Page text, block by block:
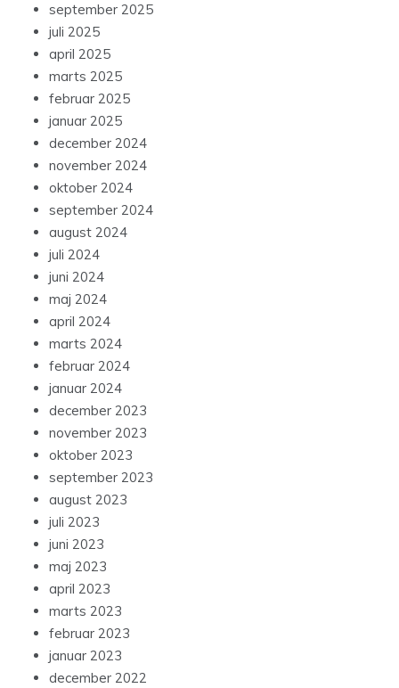
september 2025
juli 2025
april 2025
marts 2025
februar 2025
januar 2025
december 2024
november 2024
oktober 2024
september 2024
august 2024
juli 2024
juni 2024
maj 2024
april 2024
marts 2024
februar 2024
januar 2024
december 2023
november 2023
oktober 2023
september 2023
august 2023
juli 2023
juni 2023
maj 2023
april 2023
marts 2023
februar 2023
januar 2023
december 2022